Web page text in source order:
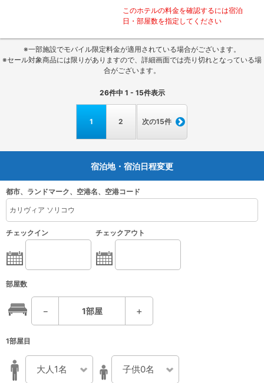
このホテルの料金を確認するには宿泊
日・部屋数を指定してください
※一部施設でモバイル限定料金が適用されている場合がございます。
※セール対象商品には限りがありますので、詳細画面では売り切れとなっている場
合がございます。
26件中 1 - 15件表示
1 2 次の15件
宿泊地・宿泊日程変更
都市、ランドマーク、空港名、空港コード
チェックイン チェックアウト
部屋数
－ 1部屋 ＋
1部屋目
大人1名 子供0名